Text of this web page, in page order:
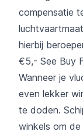
compensatie
hierbij
€5,- See Buy
Wanneer je
even lekker
te doden.
winkels om